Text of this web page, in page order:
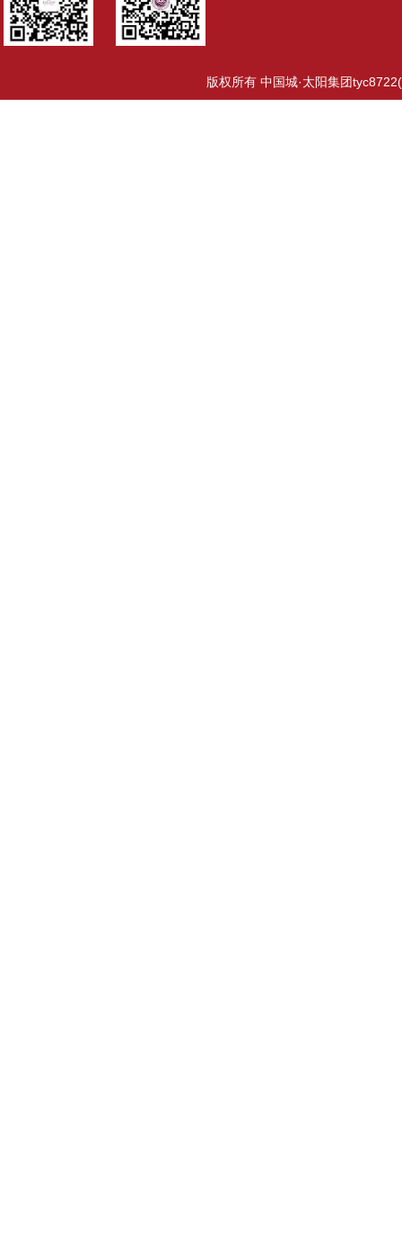
版权所有 中国城·太阳集团